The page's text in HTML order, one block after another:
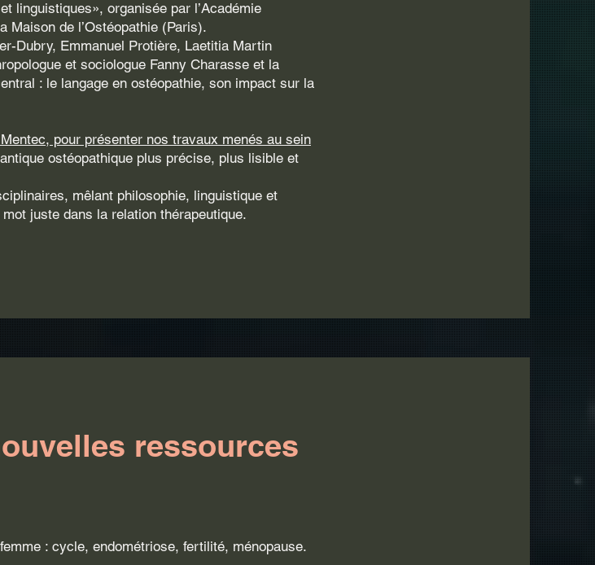
linguistiques», organisée par l’Académie
Maison de l’Ostéopathie (Paris).
Dubry, Emmanuel Protière, Laetitia Martin
et sociologue Fanny Charasse et la
: le langage en ostéopathie, son impact sur la
pour présenter nos travaux menés au sein
ostéopathique plus précise, plus lisible et
mêlant philosophie, linguistique et
juste dans la relation thérapeutique.
ressources
: cycle, endométriose, fertilité, ménopause.